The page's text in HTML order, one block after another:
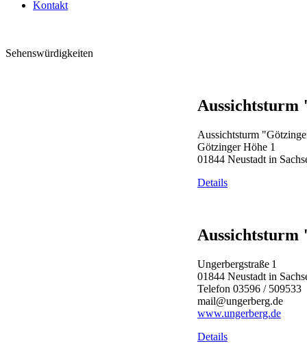
Kontakt
Sehenswürdigkeiten
Aussichtsturm
Götzinger Höhe 1
01844 Neustadt in
Details
Ungerbergstraße 1
01844 Neustadt in
Telefon 03596 / 509533
mail@ungerberg.de
www.ungerberg.de
Details